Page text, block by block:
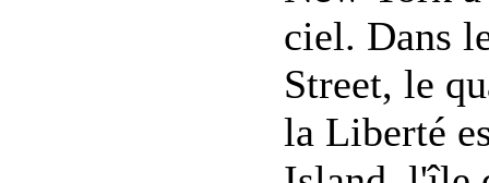
ciel. Dans
Street, le
la Liberté